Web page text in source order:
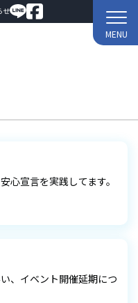
せ
MENU
心宣言を実践してます。
、イベント開催延期につ